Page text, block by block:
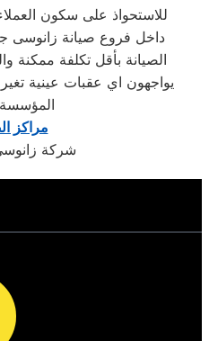
للاستحواذ على سكون
داخل فروع صيانة زانوسى
الصيانة بأقل تكلفة ممكنة
يواجهون اي عقبات عينية
مراكز
شركة